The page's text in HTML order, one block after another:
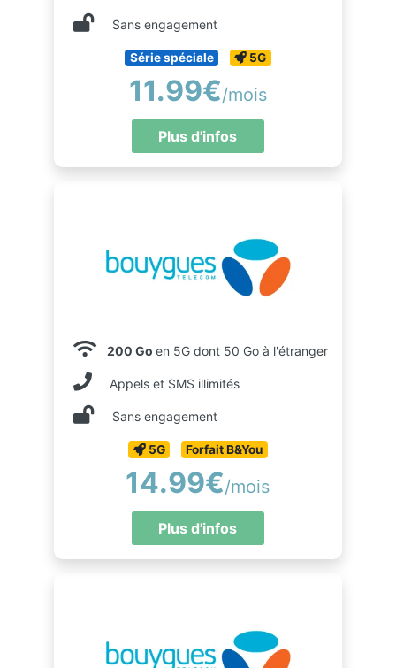
Sans engagement
Série spéciale 5G
11.99€/mois
Plus d'infos
200 Go en 5G dont 50 Go à l'étranger
Appels et SMS illimités
Sans engagement
5G Forfait B&You
14.99€/mois
Plus d'infos